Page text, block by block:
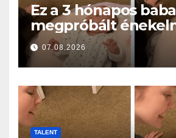
Ez a 3 hónapos baba
megpróbált
anyával… és milliók
olvasztotta meg
07.08.2026
TALENT